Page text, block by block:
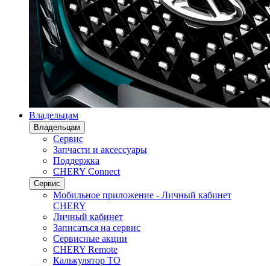
Владельцам
Владельцам
Сервис
Запчасти и аксессуары
Поддержка
CHERY Connect
Сервис
Мобильное приложение - Личный кабинет
CHERY
Личный кабинет
Записаться на сервис
Сервисные акции
CHERY Remote
Калькулятор ТО